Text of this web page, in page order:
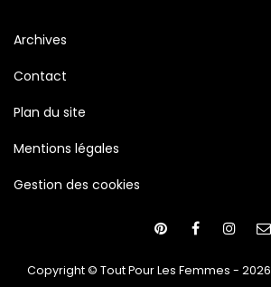
Archives
Contact
Plan du site
Mentions légales
Gestion des cookies
Copyright © Tout Pour Les Femmes - 2026